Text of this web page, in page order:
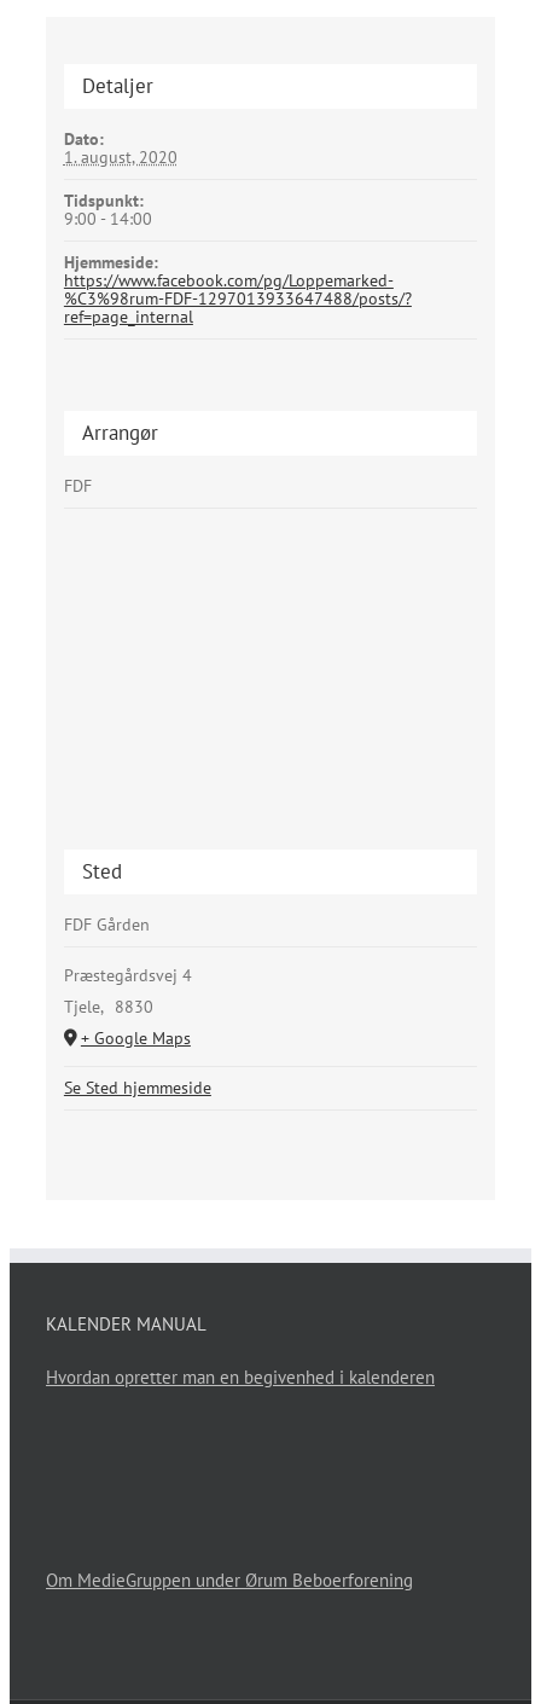
Detaljer
Dato:
1. august, 2020
Tidspunkt:
9:00 - 14:00
Hjemmeside:
https://www.facebook.com/pg/Loppemarked-
%C3%98rum-FDF-1297013933647488/posts/?
ref=page_internal
Arrangør
FDF
Sted
FDF Gården
Præstegårdsvej 4
Tjele, 8830
+ Google Maps
Se Sted hjemmeside
KALENDER MANUAL
Hvordan opretter man en begivenhed i kalenderen
Om MedieGruppen under Ørum Beboerforening